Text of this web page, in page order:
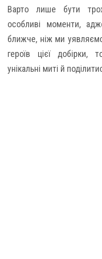
Варто лише бути
особливі моменти,
ближче, ніж ми
героїв цієї добірки,
унікальні миті й